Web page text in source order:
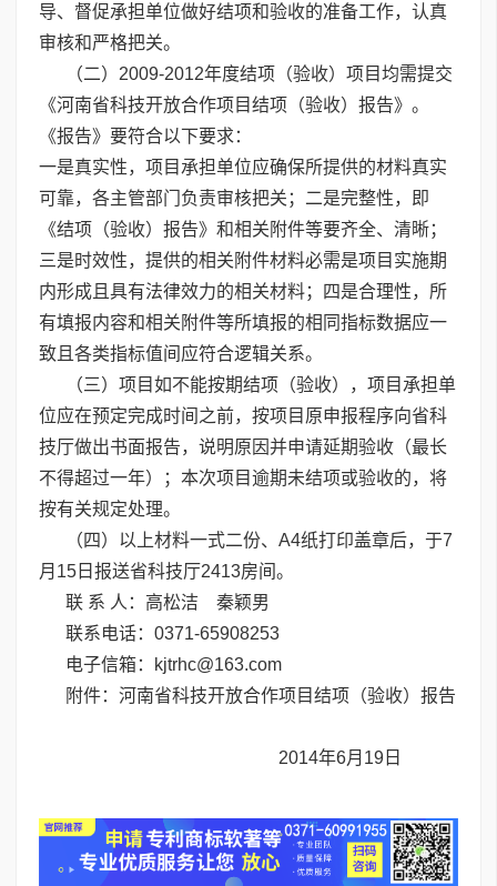
导、督促承担单位做好结项和验收的准备工作，认真
审核和严格把关。
（二）2009-2012年度结项（验收）项目均需提交
《河南省科技开放合作项目结项（验收）报告》。
《报告》要符合以下要求：
一是真实性，项目承担单位应确保所提供的材料真实
可靠，各主管部门负责审核把关；二是完整性，即
《结项（验收）报告》和相关附件等要齐全、清晰；
三是时效性，提供的相关附件材料必需是项目实施期
内形成且具有法律效力的相关材料；四是合理性，所
有填报内容和相关附件等所填报的相同指标数据应一
致且各类指标值间应符合逻辑关系。
（三）项目如不能按期结项（验收），项目承担单
位应在预定完成时间之前，按项目原申报程序向省科
技厅做出书面报告，说明原因并申请延期验收（最长
不得超过一年）；本次项目逾期未结项或验收的，将
按有关规定处理。
（四）以上材料一式二份、A4纸打印盖章后，于7
月15日报送省科技厅2413房间。
联 系 人：高松洁 秦颖男
联系电话：0371-65908253
电子信箱：kjtrhc@163.com
附件： 河南省科技开放合作项目结项（验收）报告
2014年6月19日